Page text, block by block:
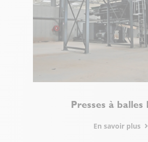
Presses à balles
En savoir plus